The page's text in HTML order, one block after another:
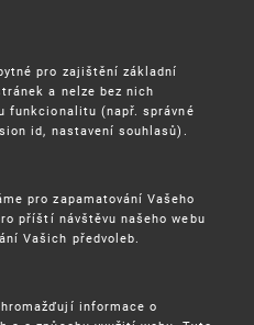
pro zajištění základní
a nelze bez nich
funkcionalitu (např. správné
id, nastavení souhlasů).
pro zapamatování Vašeho
příští návštěvu našeho webu
Vašich předvoleb.
informace o